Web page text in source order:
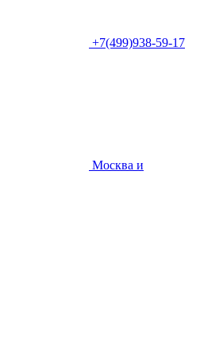
+7(499)938-59-17
Москва и